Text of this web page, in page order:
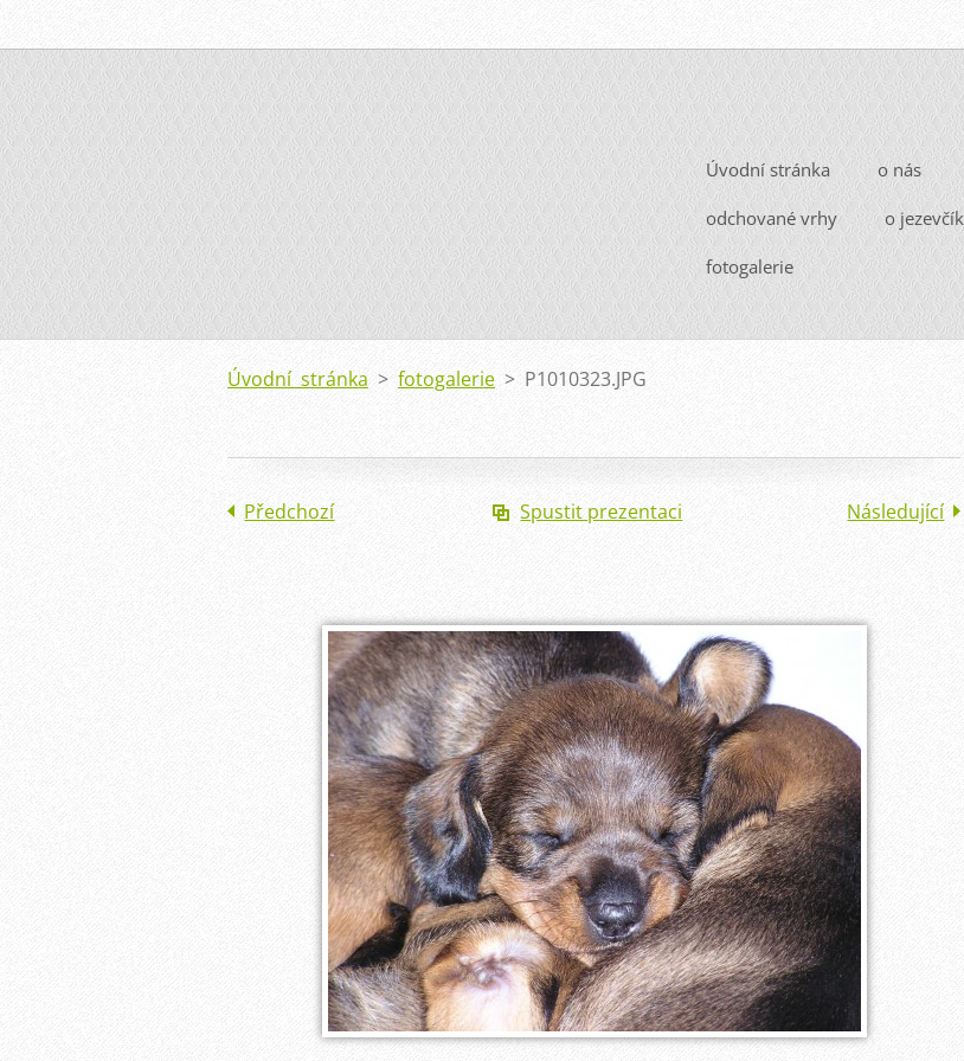
Úvodní stránka o nás
odchované vrhy o
fotogalerie
Úvodní stránka > fotogalerie > P1010323.JPG
Předchozí Spustit prezentaci Následující